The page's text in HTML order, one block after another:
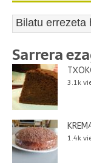
Sarrera
3.1k
1.4k